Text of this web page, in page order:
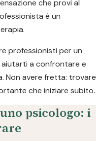
che provi al
è un
professionisti per un
a confrontare e
Non avere fretta: trovare
che iniziare subito.
psicologo: i